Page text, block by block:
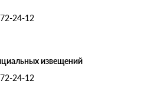
24-12
извещений
24-12